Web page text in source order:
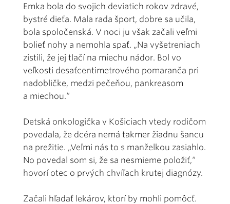
Emka bola do svojich deviatich rokov zdravé,
bystré dieťa. Mala rada šport, dobre sa učila,
bola spoločenská. V noci ju však začali veľmi
bolieť nohy a nemohla spať. „Na vyšetreniach
zistili, že jej tlačí na miechu nádor. Bol vo
veľkosti desaťcentimetrového pomaranča pri
nadobličke, medzi pečeňou, pankreasom
a miechou.“
Detská onkologička v Košiciach vtedy rodičom
povedala, že dcéra nemá takmer žiadnu šancu
na prežitie. „Veľmi nás to s manželkou zasiahlo.
No povedal som si, že sa nesmieme položiť,“
hovorí otec o prvých chvíľach krutej diagnózy.
Začali hľadať lekárov, ktorí by mohli pomôcť.